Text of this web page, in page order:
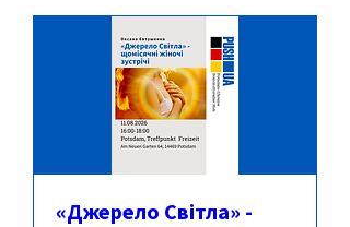
«Джерело Світла» -